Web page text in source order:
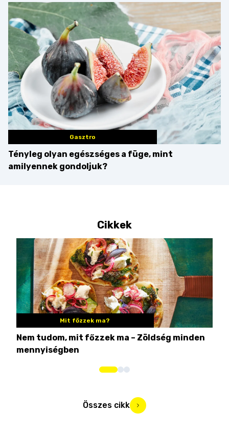
Villámgyors menü
Gasztro
Tényleg olyan egészséges a füge, mint
amilyennek gondoljuk?
Cikkek
Mit főzzek ma?
Nem tudom, mit főzzek ma – Zöldség minden
mennyiségben
Összes cikk